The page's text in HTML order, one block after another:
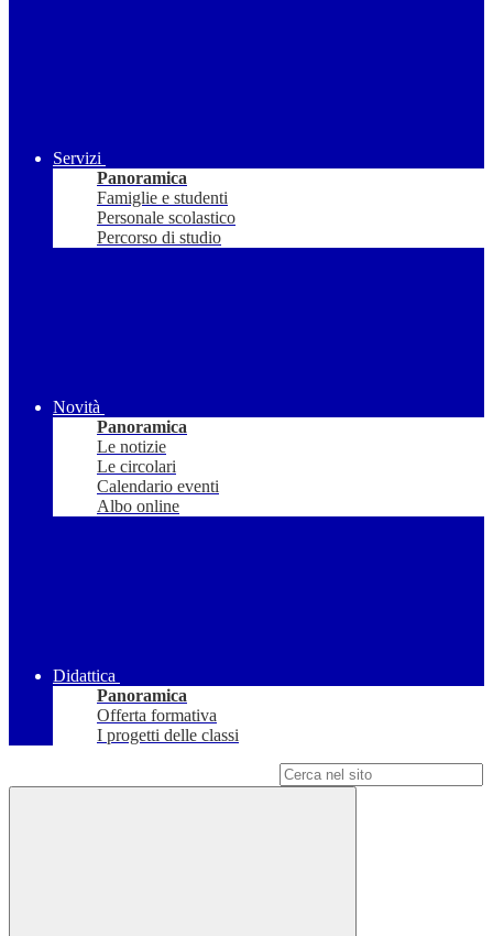
Servizi
Panoramica
Famiglie e studenti
Personale scolastico
Percorso di studio
Novità
Panoramica
Le notizie
Le circolari
Calendario eventi
Albo online
Didattica
Panoramica
Offerta formativa
I progetti delle classi